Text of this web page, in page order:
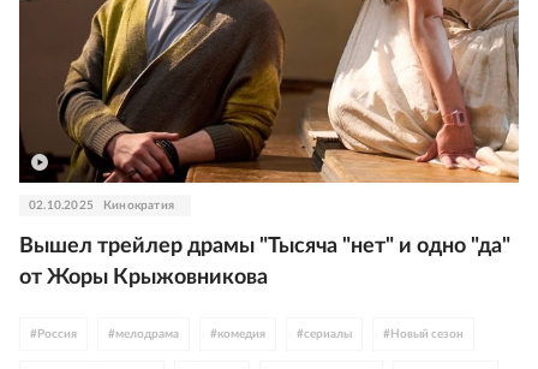
02.10.2025 Кинократия
Вышел трейлер драмы "Тысяча "нет" и одно "да"
от Жоры Крыжовникова
# Россия #мелодрама #комедия #сериалы # Новый сезон